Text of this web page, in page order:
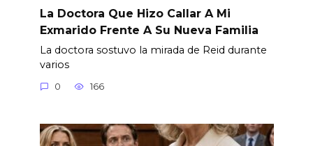
La Doctora Que Hizo Callar A Mi
Exmarido Frente A Su Nueva Familia
La doctora sostuvo la mirada de Reid durante
varios
0 166